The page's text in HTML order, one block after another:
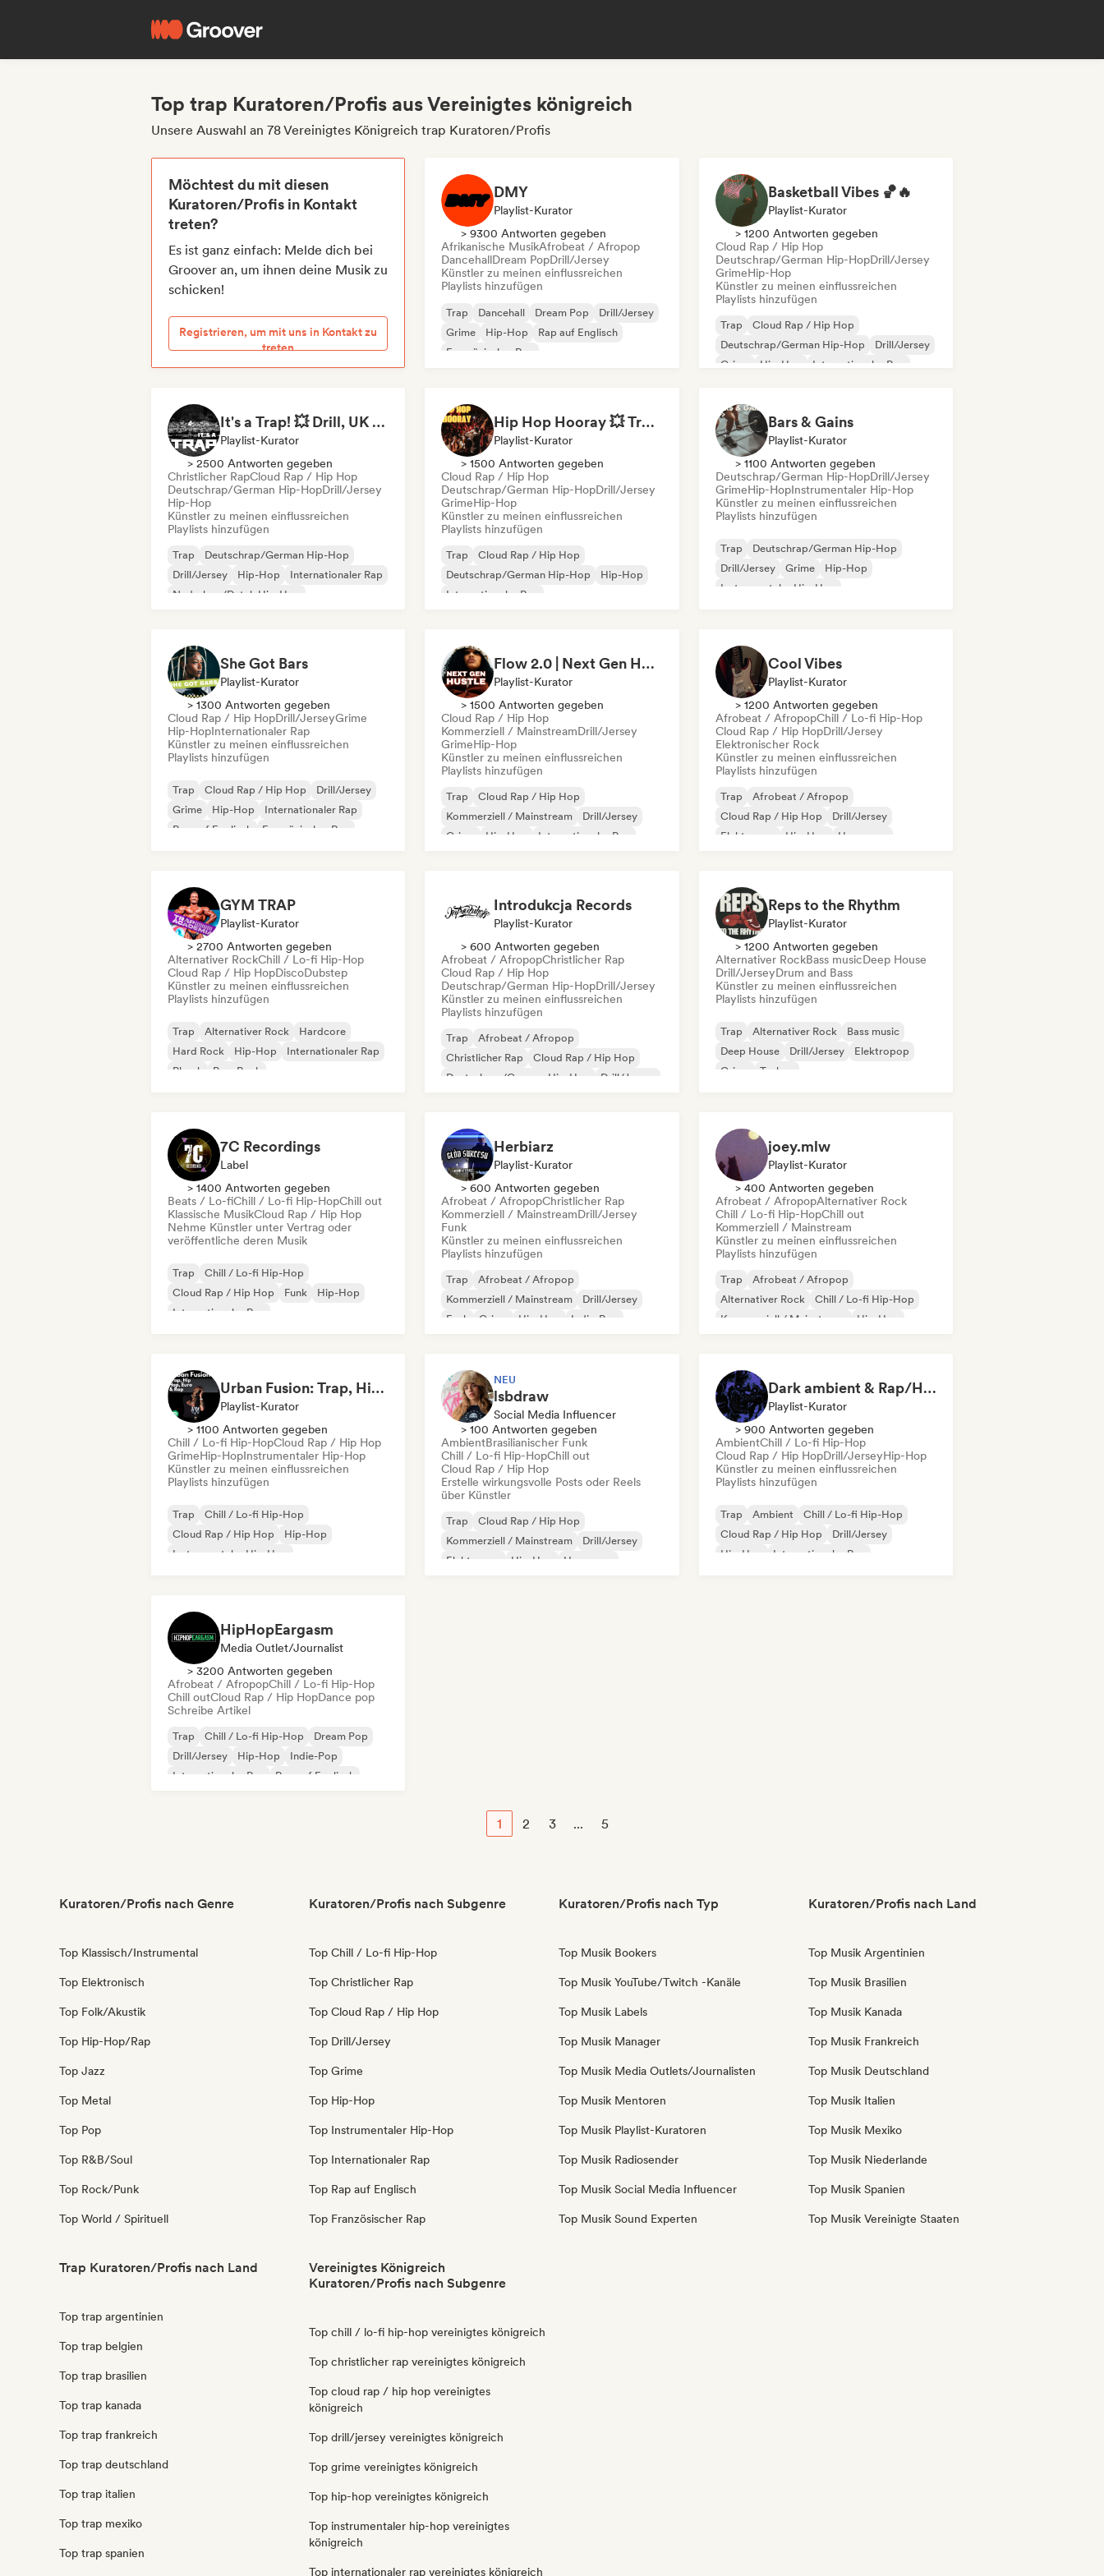
Top trap Kuratoren/Profis aus Vereinigtes königreich
Unsere Auswahl an 78 Vereinigtes Königreich trap Kuratoren/Profis
Möchtest du mit diesen
Kuratoren/Profis in Kontakt
treten?
Es ist ganz einfach: Melde dich bei
Groover an, um ihnen deine Musik zu
schicken!
Registrieren, um mit uns in Kontakt zu
treten
DMY
Playlist-Kurator
> 9300 Antworten gegeben
Afrikanische MusikAfrobeat / Afropop
DancehallDream PopDrill/Jersey
Künstler zu meinen einflussreichen
Playlists hinzufügen
Trap Dancehall Dream Pop
Drill/Jersey
Grime
Hip-Hop
Rap auf Englisch
Französischer Rap
Basketball Vibes 🏀🔥
Playlist-Kurator
> 1200 Antworten gegeben
Cloud Rap / Hip Hop
Deutschrap/German Hip-HopDrill/Jersey
GrimeHip-Hop
Künstler zu meinen einflussreichen
Playlists hinzufügen
Trap
Cloud Rap / Hip Hop
Deutschrap/German Hip-Hop
Drill/Jersey
Grime
Hip-Hop
Internationaler Rap
It's a Trap! 💥 Drill, UK Drill & Hard-Hitting Trap
Playlist-Kurator
> 2500 Antworten gegeben
Christlicher RapCloud Rap / Hip Hop
Deutschrap/German Hip-HopDrill/Jersey
Hip-Hop
Künstler zu meinen einflussreichen
Playlists hinzufügen
Trap
Deutschrap/German Hip-Hop
Drill/Jersey
Hip-Hop
Internationaler Rap
Nederhop/Dutch Hip-Hop
Hip Hop Hooray 💥 Trap, Hype & Party Rap Bangers
Playlist-Kurator
> 1500 Antworten gegeben
Cloud Rap / Hip Hop
Deutschrap/German Hip-HopDrill/Jersey
GrimeHip-Hop
Künstler zu meinen einflussreichen
Playlists hinzufügen
Trap
Cloud Rap / Hip Hop
Deutschrap/German Hip-Hop
Hip-Hop
Internationaler Rap
Bars & Gains
Playlist-Kurator
> 1100 Antworten gegeben
Deutschrap/German Hip-HopDrill/Jersey
GrimeHip-HopInstrumentaler Hip-Hop
Künstler zu meinen einflussreichen
Playlists hinzufügen
Trap
Deutschrap/German Hip-Hop
Drill/Jersey
Grime
Hip-Hop
Instrumentaler Hip-Hop
She Got Bars
Playlist-Kurator
> 1300 Antworten gegeben
Cloud Rap / Hip HopDrill/JerseyGrime
Hip-HopInternationaler Rap
Künstler zu meinen einflussreichen
Playlists hinzufügen
Trap Cloud Rap / Hip Hop
Drill/Jersey
Grime
Hip-Hop
Internationaler Rap
Rap auf Englisch
Französischer Rap
Flow 2.0 | Next Gen Hustle
Playlist-Kurator
> 1500 Antworten gegeben
Cloud Rap / Hip Hop
Kommerziell / MainstreamDrill/Jersey
GrimeHip-Hop
Künstler zu meinen einflussreichen
Playlists hinzufügen
Trap
Cloud Rap / Hip Hop
Kommerziell / Mainstream
Drill/Jersey
Grime
Hip-Hop
Internationaler Rap
Cool Vibes
Playlist-Kurator
> 1200 Antworten gegeben
Afrobeat / AfropopChill / Lo-fi Hip-Hop
Cloud Rap / Hip HopDrill/Jersey
Elektronischer Rock
Künstler zu meinen einflussreichen
Playlists hinzufügen
Trap
Afrobeat / Afropop
Cloud Rap / Hip Hop
Drill/Jersey
Elektropop
Hip-Hop
Hyperpop
GYM TRAP
Playlist-Kurator
> 2700 Antworten gegeben
Alternativer RockChill / Lo-fi Hip-Hop
Cloud Rap / Hip HopDiscoDubstep
Künstler zu meinen einflussreichen
Playlists hinzufügen
Trap Alternativer Rock
Hardcore
Hard Rock
Hip-Hop
Internationaler Rap
Phonk
Pop-Rock
Introdukcja Records
Playlist-Kurator
> 600 Antworten gegeben
Afrobeat / AfropopChristlicher Rap
Cloud Rap / Hip Hop
Deutschrap/German Hip-HopDrill/Jersey
Künstler zu meinen einflussreichen
Playlists hinzufügen
Trap
Afrobeat / Afropop
Christlicher Rap
Cloud Rap / Hip Hop
Deutschrap/German Hip-Hop
Drill/Jersey
Reps to the Rhythm
Playlist-Kurator
> 1200 Antworten gegeben
Alternativer RockBass musicDeep House
Drill/JerseyDrum and Bass
Künstler zu meinen einflussreichen
Playlists hinzufügen
Trap Alternativer Rock
Bass music
Deep House
Drill/Jersey
Elektropop
Grime
Techno
7C Recordings
Label
> 1400 Antworten gegeben
Beats / Lo-fiChill / Lo-fi Hip-HopChill out
Klassische MusikCloud Rap / Hip Hop
Nehme Künstler unter Vertrag oder
veröffentliche deren Musik
Trap
Chill / Lo-fi Hip-Hop
Cloud Rap / Hip Hop
Funk
Hip-Hop
Internationaler Rap
Herbiarz
Playlist-Kurator
> 600 Antworten gegeben
Afrobeat / AfropopChristlicher Rap
Kommerziell / MainstreamDrill/Jersey
Funk
Künstler zu meinen einflussreichen
Playlists hinzufügen
Trap
Afrobeat / Afropop
Kommerziell / Mainstream
Drill/Jersey
Funk
Grime Hip-Hop Indie-Pop
joey.mlw
Playlist-Kurator
> 400 Antworten gegeben
Afrobeat / AfropopAlternativer Rock
Chill / Lo-fi Hip-HopChill out
Kommerziell / Mainstream
Künstler zu meinen einflussreichen
Playlists hinzufügen
Trap
Afrobeat / Afropop
Alternativer Rock
Chill / Lo-fi Hip-Hop
Kommerziell / Mainstream
Hip-Hop
Urban Fusion: Trap, Hip Hop, Euro & Rap
Playlist-Kurator
> 1100 Antworten gegeben
Chill / Lo-fi Hip-HopCloud Rap / Hip Hop
GrimeHip-HopInstrumentaler Hip-Hop
Künstler zu meinen einflussreichen
Playlists hinzufügen
Trap
Chill / Lo-fi Hip-Hop
Cloud Rap / Hip Hop
Hip-Hop
Instrumentaler Hip-Hop
NEU
lsbdraw
Social Media Influencer
> 100 Antworten gegeben
AmbientBrasilianischer Funk
Chill / Lo-fi Hip-HopChill out
Cloud Rap / Hip Hop
Erstelle wirkungsvolle Posts oder Reels
über Künstler
Trap
Cloud Rap / Hip Hop
Kommerziell / Mainstream
Drill/Jersey
Elektropop
Hip-Hop
Hyperpop
Dark ambient & Rap/Hip-Hop
Playlist-Kurator
> 900 Antworten gegeben
AmbientChill / Lo-fi Hip-Hop
Cloud Rap / Hip HopDrill/JerseyHip-Hop
Künstler zu meinen einflussreichen
Playlists hinzufügen
Trap Ambient
Chill / Lo-fi Hip-Hop
Cloud Rap / Hip Hop
Drill/Jersey
Hip-Hop
Internationaler Rap
HipHopEargasm
Media Outlet/Journalist
> 3200 Antworten gegeben
Afrobeat / AfropopChill / Lo-fi Hip-Hop
Chill outCloud Rap / Hip HopDance pop
Schreibe Artikel
Trap Chill / Lo-fi Hip-Hop
Dream Pop
Drill/Jersey
Hip-Hop
Indie-Pop
Internationaler Rap
Rap auf Englisch
1 2 3 ... 5
Kuratoren/Profis nach Genre
Top Klassisch/Instrumental
Top Elektronisch
Top Folk/Akustik
Top Hip-Hop/Rap
Top Jazz
Top Metal
Top Pop
Top R&B/Soul
Top Rock/Punk
Top World / Spirituell
Kuratoren/Profis nach Subgenre
Top Chill / Lo-fi Hip-Hop
Top Christlicher Rap
Top Cloud Rap / Hip Hop
Top Drill/Jersey
Top Grime
Top Hip-Hop
Top Instrumentaler Hip-Hop
Top Internationaler Rap
Top Rap auf Englisch
Top Französischer Rap
Kuratoren/Profis nach Typ
Top Musik Bookers
Top Musik YouTube/Twitch -Kanäle
Top Musik Labels
Top Musik Manager
Top Musik Media Outlets/Journalisten
Top Musik Mentoren
Top Musik Playlist-Kuratoren
Top Musik Radiosender
Top Musik Social Media Influencer
Top Musik Sound Experten
Kuratoren/Profis nach Land
Top Musik Argentinien
Top Musik Brasilien
Top Musik Kanada
Top Musik Frankreich
Top Musik Deutschland
Top Musik Italien
Top Musik Mexiko
Top Musik Niederlande
Top Musik Spanien
Top Musik Vereinigte Staaten
Trap Kuratoren/Profis nach Land
Top trap argentinien
Top trap belgien
Top trap brasilien
Top trap kanada
Top trap frankreich
Top trap deutschland
Top trap italien
Top trap mexiko
Top trap spanien
Vereinigtes Königreich
Kuratoren/Profis nach Subgenre
Top chill / lo-fi hip-hop vereinigtes königreich
Top christlicher rap vereinigtes königreich
Top cloud rap / hip hop vereinigtes
königreich
Top drill/jersey vereinigtes königreich
Top grime vereinigtes königreich
Top hip-hop vereinigtes königreich
Top instrumentaler hip-hop vereinigtes
königreich
Top internationaler rap vereinigtes königreich